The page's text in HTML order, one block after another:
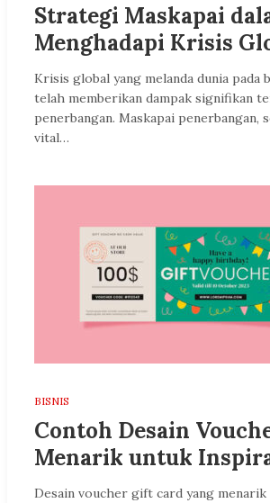
Strategi Maskapai
Menghadapi Krisis
Krisis global yang melanda dunia pada
telah memberikan dampak signifikan
penerbangan. Maskapai penerbangan,
vital…
BISNIS
Contoh Desain
Menarik untuk
Desain voucher gift card yang menarik